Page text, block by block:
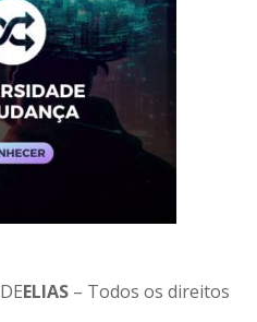
DEELIAS – Todos os direitos